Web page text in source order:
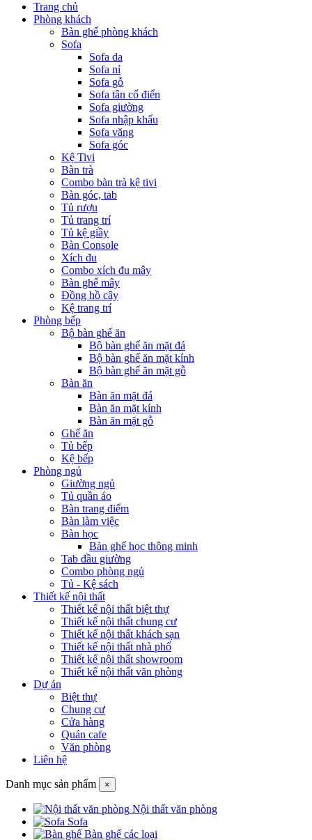
Trang chủ
Phòng khách
Bàn ghế phòng khách
Sofa
Sofa da
Sofa nỉ
Sofa gỗ
Sofa tân cổ điển
Sofa giường
Sofa nhập khẩu
Sofa văng
Sofa góc
Kệ Tivi
Bàn trà
Combo bàn trà kệ tivi
Bàn góc, tab
Tủ rượu
Tủ trang trí
Tủ kệ giầy
Bàn Console
Xích đu
Combo xích đu mây
Bàn ghế mây
Đồng hồ cây
Kệ trang trí
Phòng bếp
Bộ bàn ghế ăn
Bộ bàn ghế ăn mặt đá
Bộ bàn ghế ăn mặt kính
Bộ bàn ghế ăn mặt gỗ
Bàn ăn
Bàn ăn mặt đá
Bàn ăn mặt kính
Bàn ăn mặt gỗ
Ghế ăn
Tủ bếp
Kệ bếp
Phòng ngủ
Giường ngủ
Tủ quần áo
Bàn trang điểm
Bàn làm việc
Bàn học
Bàn ghế học thông minh
Tab đầu giường
Combo phòng ngủ
Tủ - Kệ sách
Thiết kế nội thất
Thiết kế nội thất biệt thự
Thiết kế nội thất chung cư
Thiết kế nội thất khách sạn
Thiết kế nội thất nhà phố
Thiết kế nội thất showroom
Thiết kế nội thất văn phòng
Dự án
Biệt thự
Chung cư
Cửa hàng
Quán cafe
Văn phòng
Liên hệ
Danh mục sản phẩm ×
Nội thất văn phòng
Sofa
Bàn ghế các loại